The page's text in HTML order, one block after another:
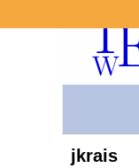
jkrais